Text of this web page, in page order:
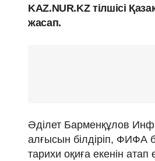
KAZ.NUR.KZ тілшісі
жасап.
Әділет Барменқұлов
алғысын білдіріп, ФИФА
тарихи оқиға екенін атап